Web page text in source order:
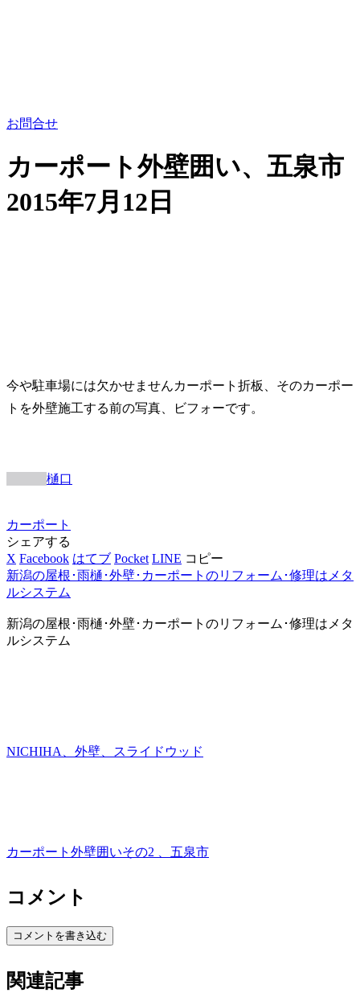
お問合せ
カーポート外壁囲い、五泉市
2015年7月12日
今や駐車場には欠かせませんカーポート折板、そのカーポー
トを外壁施工する前の写真、ビフォーです。
樋口
カーポート
シェアする
X Facebook はてブ Pocket LINE コピー
新潟の屋根･雨樋･外壁･カーポートのリフォーム･修理はメタ
ルシステム
新潟の屋根･雨樋･外壁･カーポートのリフォーム･修理はメタ
ルシステム
NICHIHA、外壁、スライドウッド
カーポート外壁囲いその2 、五泉市
コメント
コメントを書き込む
関連記事